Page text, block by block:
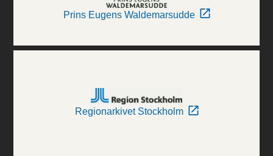
Prins Eugens Waldemarsudde
Regionarkivet Stockholm